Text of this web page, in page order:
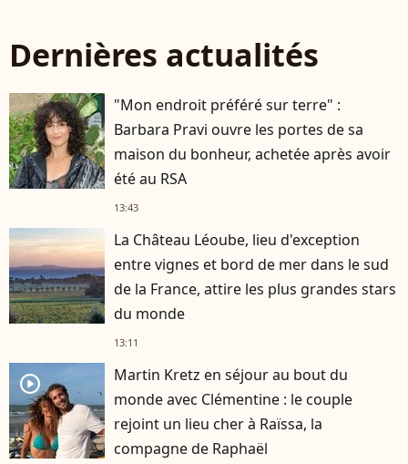
Dernières actualités
"Mon endroit préféré sur terre" :
Barbara Pravi ouvre les portes de sa
maison du bonheur, achetée après avoir
été au RSA
13:43
La Château Léoube, lieu d'exception
entre vignes et bord de mer dans le sud
de la France, attire les plus grandes stars
du monde
13:11
player2
Martin Kretz en séjour au bout du
monde avec Clémentine : le couple
rejoint un lieu cher à Raïssa, la
compagne de Raphaël